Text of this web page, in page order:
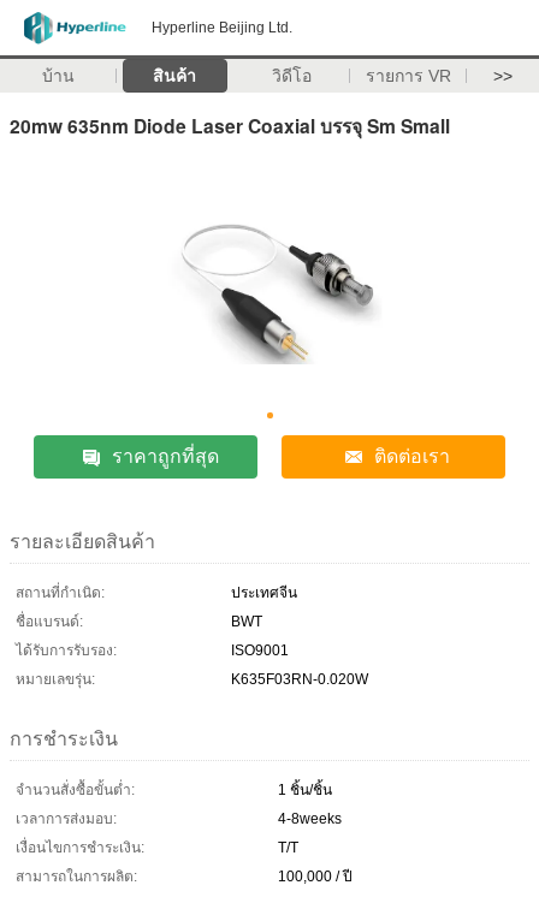
Hyperline Beijing Ltd.
บ้าน สินค้า วิดีโอ รายการ VR >>
20mw 635nm Diode Laser Coaxial บรรจุ Sm Small
ราคาถูกที่สุด ติดต่อเรา
รายละเอียดสินค้า
สถานที่กำเนิด:
ประเทศจีน
ชื่อแบรนด์:
BWT
ได้รับการรับรอง:
ISO9001
หมายเลขรุ่น:
K635F03RN-0.020W
การชำระเงิน
จำนวนสั่งซื้อขั้นต่ำ:
1 ชิ้น/ชิ้น
เวลาการส่งมอบ:
4-8weeks
เงื่อนไขการชำระเงิน:
T/T
สามารถในการผลิต:
100,000 / ปี